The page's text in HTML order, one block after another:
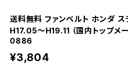
送料無料 ファンベルト ホンダ
H17.05～H19.11 （国内トップメ
0886
¥3,804